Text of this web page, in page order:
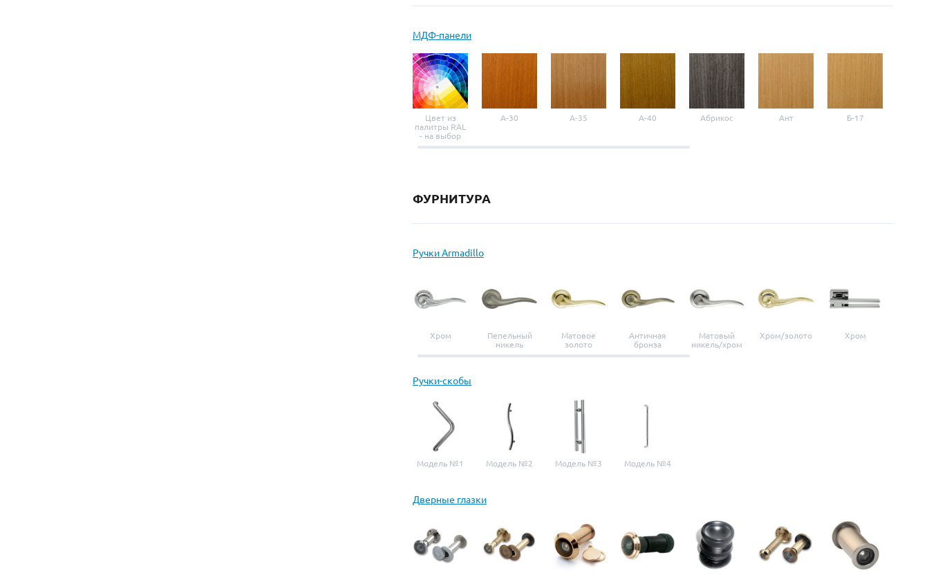
МДФ-панели
Цвет из
палитры RAL
- на выбор
A-30 A-35 A-40 Абрикос Ант Б-17
ФУРНИТУРА
Ручки Armadillo
Хром
Пепельный
никель
Матовое
золото
Античная
бронза
Матовый
никель/хром
Хром/золото Хром
Ручки-скобы
Модель №1 Модель №2 Модель №3 Модель №4
Дверные глазки